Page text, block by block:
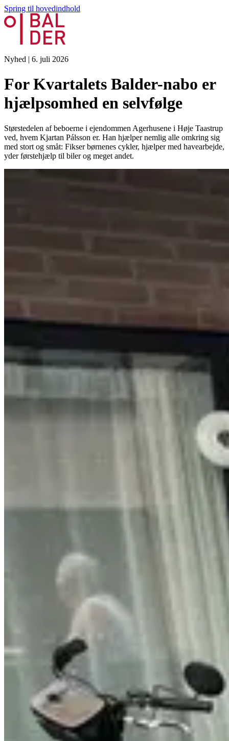
Spring til hovedindhold
Nyhed | 6. juli 2026
For Kvartalets Balder-nabo er
hjælpsomhed en selvfølge
Størstedelen af beboerne i ejendommen Agerhusene i Høje Taastrup
ved, hvem Kjartan Pálsson er. Han hjælper nemlig alle omkring sig
med stort og småt: Fikser børnenes cykler, hjælper med havearbejde,
yder førstehjælp til biler og meget andet.